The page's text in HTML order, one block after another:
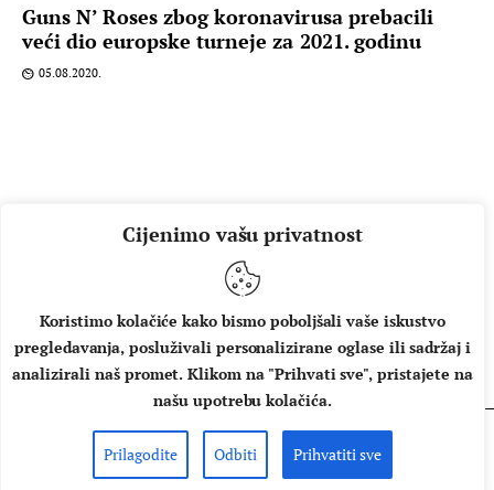
Cijenimo vašu privatnost
Koristimo kolačiće kako bismo poboljšali vaše iskustvo
pregledavanja, posluživali personalizirane oglase ili sadržaj i
analizirali naš promet. Klikom na "Prihvati sve", pristajete na
našu upotrebu kolačića.
Prilagodite Odbiti Prihvatiti sve
Guns N’ Roses zbog koronavirusa prebacili
veći dio europske turneje za 2021. godinu
05.08.2020.
O NAMA IMPRESSUM UVJETI KORIŠTENJA
Copyright © 2026 Music Box - All rights reserved.